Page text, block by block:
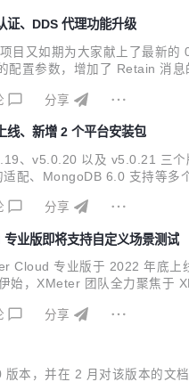
证、DDS 代理功能升级
目又如期为大家献上了最新
配置参数，增加了 Retain 消
分享
、新增 2 个平台安装包
、v5.0.20 以及 v5.0.21 三
配、MongoDB 6.0 支持等多
分享
业版即将支持自定义场景测试
Cloud 专业版于 2022 年底上
始，XMeter 团队全力聚焦于
分享
本，并在 2 月对该版本的文